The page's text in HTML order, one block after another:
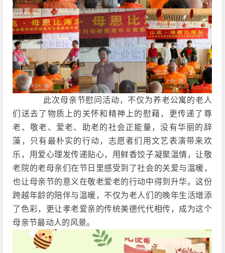
此次母亲节慰问活动，不仅为养老公寓的老人
们送去了物质上的关怀和精神上的慰藉，更传递了尊
老、敬老、爱老、助老的社会正能量，没有华丽的辞
藻，只有最朴实的行动，志愿者们用文艺表演带来欢
乐，用爱心理发传递贴心，用鲜香饺子凝聚温情，让敬
老院的老母亲们在节日里感受到了社会的关爱与温暖，
也让母亲节的意义在敬老爱老的行动中得到升华。这份
跨越年龄的陪伴与温暖，不仅为老人们的晚年生活增添
了色彩，更让孝老爱亲的传统美德代代相传，成为这个
母亲节最动人的风景。